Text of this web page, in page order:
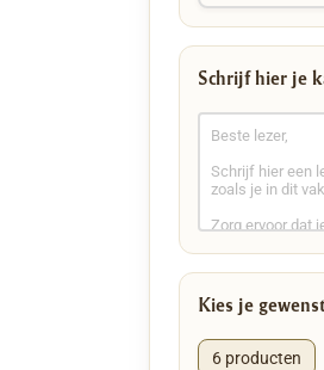
Schrijf hier je
Kies je
6 producten